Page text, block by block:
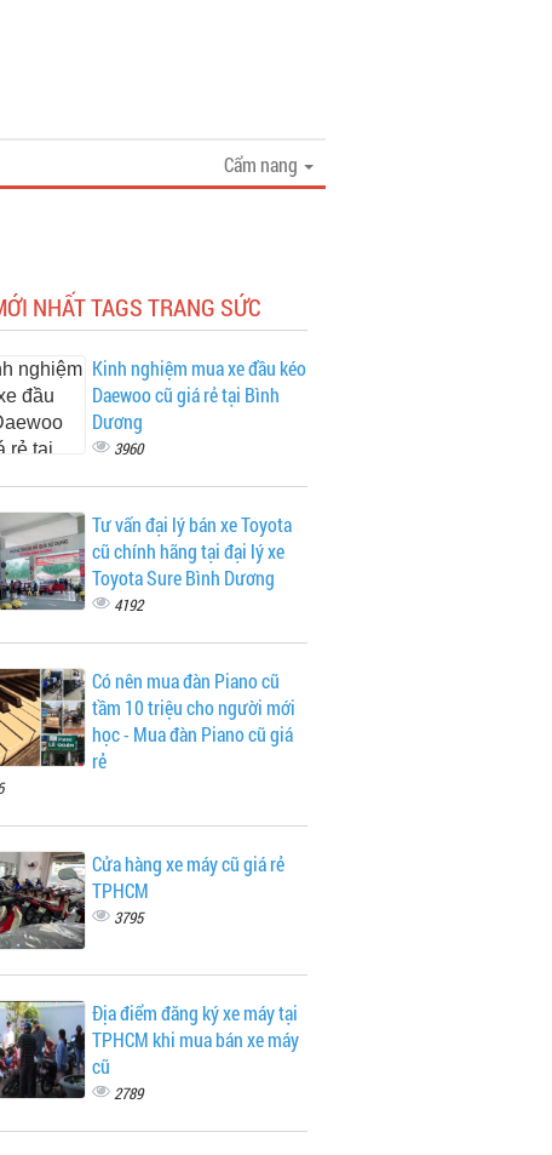
Cẩm nang
NHẤT TAGS TRANG SỨC
Kinh nghiệm mua xe đầu kéo
Daewoo cũ giá rẻ tại Bình
Dương
3960
Tư vấn đại lý bán xe Toyota
cũ chính hãng tại đại lý xe
Toyota Sure Bình Dương
4192
Có nên mua đàn Piano cũ
tầm 10 triệu cho người mới
học - Mua đàn Piano cũ giá
rẻ
Cửa hàng xe máy cũ giá rẻ
TPHCM
3795
Địa điểm đăng ký xe máy tại
TPHCM khi mua bán xe máy
cũ
2789